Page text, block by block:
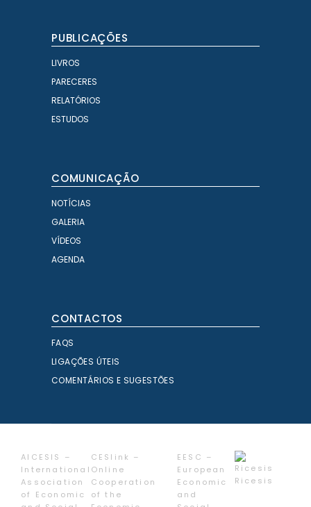
PUBLICAÇÕES
LIVROS
PARECERES
RELATÓRIOS
ESTUDOS
COMUNICAÇÃO
NOTÍCIAS
GALERIA
VÍDEOS
AGENDA
CONTACTOS
FAQS
LIGAÇÕES ÚTEIS
COMENTÁRIOS E SUGESTÕES
AICESIS –
International
Association
of Economic
CESlink –
Online
Cooperation
of the
EESC –
European
Economic
and
Ricesis